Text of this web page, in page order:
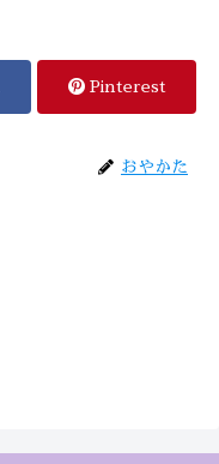
Pinterest
おやかた